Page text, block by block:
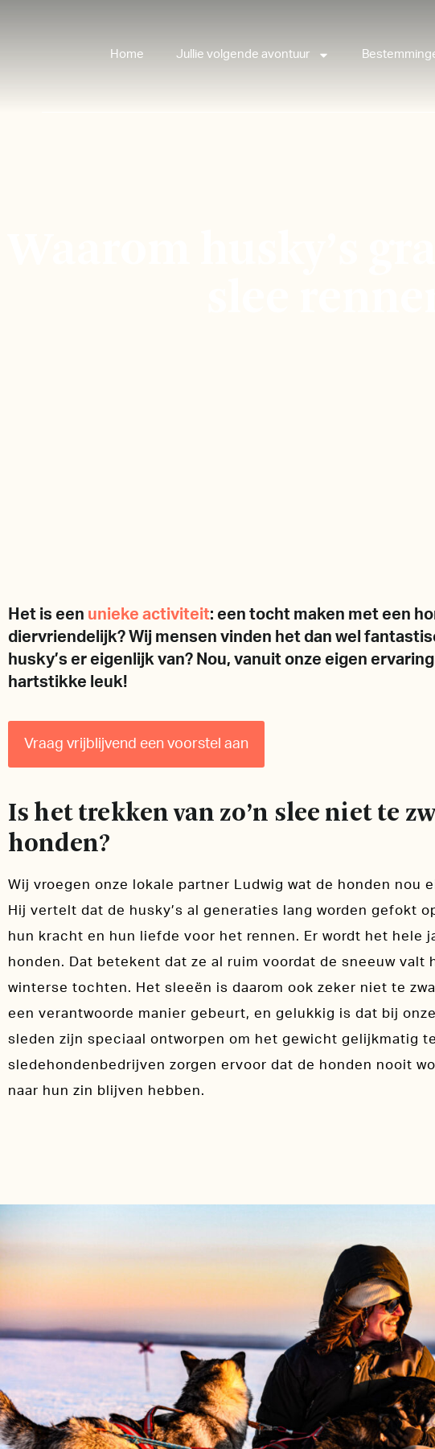
Home Jullie volgende avontuur
Het is een unieke activiteit: een tocht maken met een
diervriendelijk? Wij mensen vinden het dan wel
husky’s er eigenlijk van? Nou, vanuit onze eigen
hartstikke leuk!
Vraag vrijblijvend een voorstel aan
Is het trekken van zo’n slee niet te
honden?
Wij vroegen onze lokale partner Ludwig wat de honden nou
Hij vertelt dat de husky’s al generaties lang worden gefokt
hun kracht en hun liefde voor het rennen. Er wordt het hele
honden. Dat betekent dat ze al ruim voordat de sneeuw valt
winterse tochten. Het sleeën is daarom ook zeker niet te
een verantwoorde manier gebeurt, en gelukkig is dat bij
sleden zijn speciaal ontworpen om het gewicht gelijkmatig
sledehondenbedrijven zorgen ervoor dat de honden nooit
naar hun zin blijven hebben.